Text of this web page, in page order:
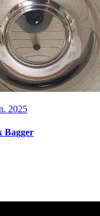
2025
Bagger